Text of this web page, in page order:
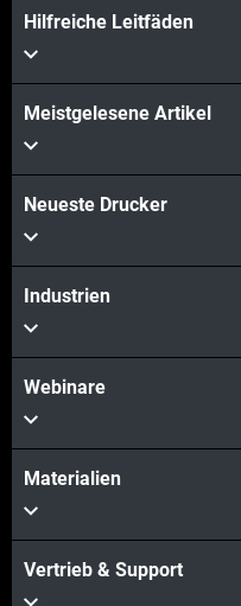
Hilfreiche Leitfäden
Meistgelesene Artikel
Neueste Drucker
Industrien
Webinare
Materialien
Vertrieb & Support